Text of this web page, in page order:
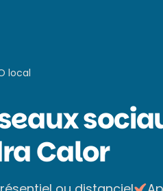
local
Calor